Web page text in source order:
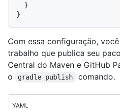
Com essa configuração,
trabalho que publica seu
Central do Maven e GitHub
o
gradle publish comando.
YAML